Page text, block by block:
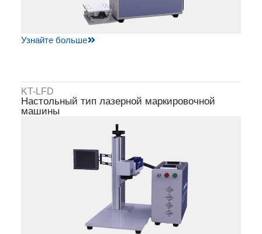
Узнайте больше
KT-LFD
Настольный тип лазерной маркировочной
машины